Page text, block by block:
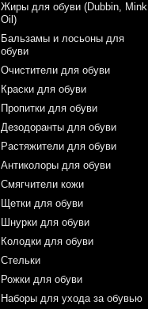
Жиры для обуви (Dubbin, Mink
Oil)
Бальзамы и лосьоны для
обуви
Очистители для обуви
Краски для обуви
Пропитки для обуви
Дезодоранты для обуви
Растяжители для обуви
Антиколоры для обуви
Смягчители кожи
Щетки для обуви
Шнурки для обуви
Колодки для обуви
Стельки
Рожки для обуви
Наборы для ухода за обувью